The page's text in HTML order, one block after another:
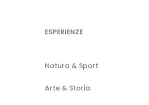
ESPERIENZE
Natura & Sport
Arte & Storia